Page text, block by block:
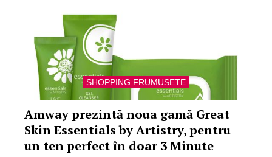
SHOPPING FRUMUSETE
Amway prezintă noua gamă Great
Skin Essentials by Artistry, pentru
un ten perfect în doar 3 Minute